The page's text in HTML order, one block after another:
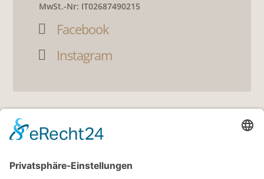
MwSt.-Nr: IT02687490215
 Facebook
 Instagram
LINKS
5 Gutscheine